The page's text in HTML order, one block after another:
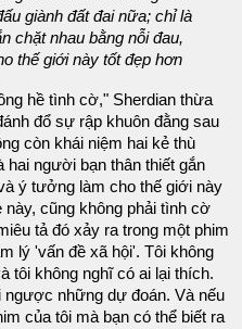
giành đất đai nữa; chỉ là
chặt nhau bằng nỗi đau,
thế giới này tốt đẹp hơn
hề tình cờ," Sherdian thừa
đổ sự rập khuôn đằng sau
còn khái niệm hai kẻ thù
hai người bạn thân thiết gắn
ý tưởng làm cho thế giới này
cũng không phải tình cờ
tả đó xảy ra trong một phim
lý 'vấn đề xã hội'. Tôi không
tôi không nghĩ có ai lại thích.
ngược những dự đoán. Và nếu
của tôi mà bạn có thể biết ra